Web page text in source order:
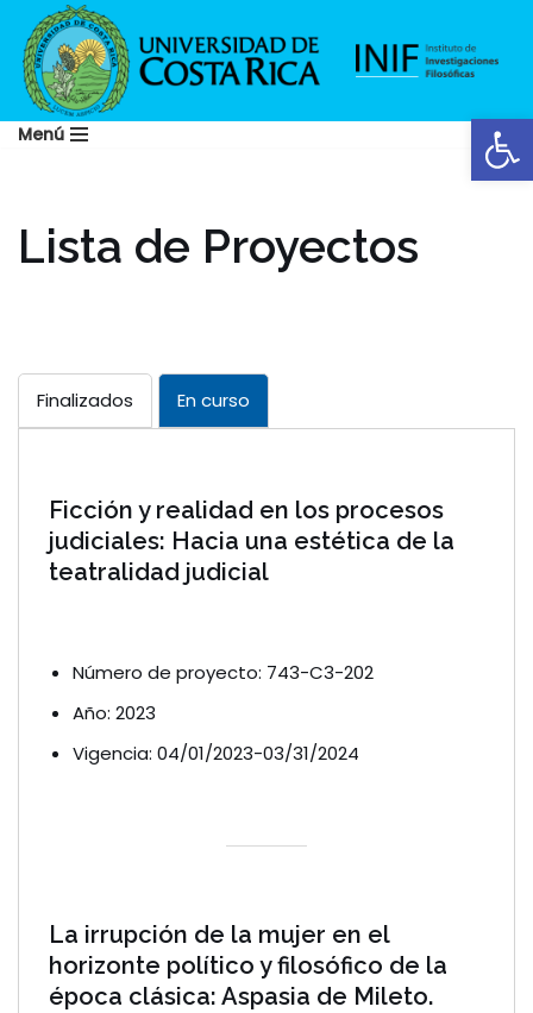
Saltar
al
contenido
Menú
Lista de Proyectos
Finalizados En curso
Ficción y realidad en los procesos
judiciales: Hacia una estética de la
teatralidad judicial
Número de proyecto: 743-C3-202
Año: 2023
Vigencia: 04/01/2023-03/31/2024
La irrupción de la mujer en el
horizonte político y filosófico de la
época clásica: Aspasia de Mileto.